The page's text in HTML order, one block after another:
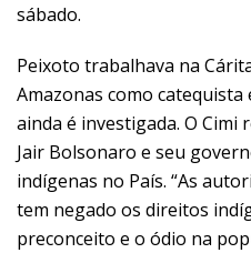
sábado.
Peixoto trabalhava na
Amazonas como catequista
ainda é investigada. O
Jair Bolsonaro e seu
indígenas no País. “As
tem negado os direitos
preconceito e o ódio na